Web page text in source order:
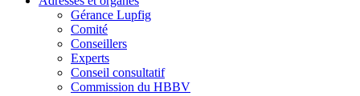
Gérance Lupfig
Comité
Conseillers
Experts
Conseil consultatif
Commission du HBBV